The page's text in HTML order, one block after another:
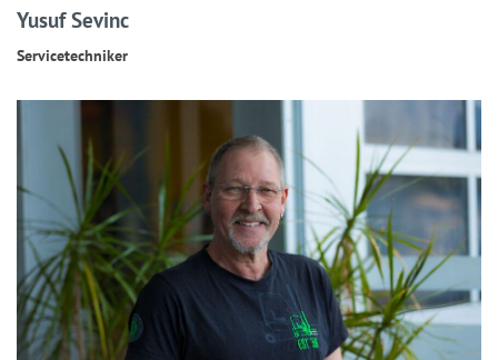
Yusuf Sevinc
Servicetechniker